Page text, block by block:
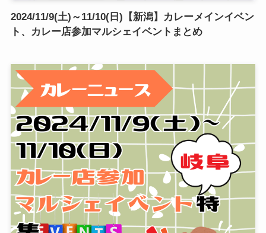
2024/11/9(土)～11/10(日)【新潟】カレーメインイベン
ト、カレー店参加マルシェイベントまとめ